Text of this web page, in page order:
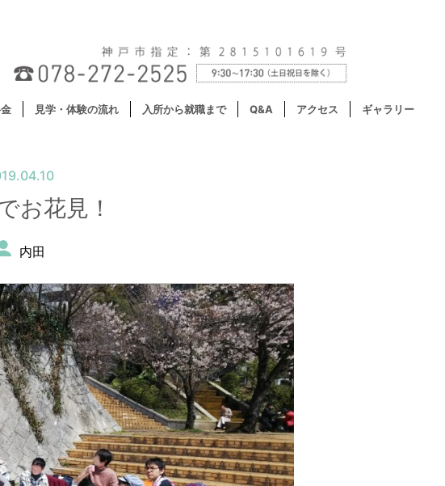
見学・体験の流れ 入所から就職まで Q&A アクセス ギャラリー
お花見！
内田